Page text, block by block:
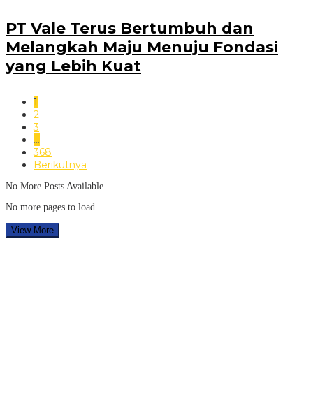
PT Vale Terus Bertumbuh dan
Melangkah Maju Menuju Fondasi
yang Lebih Kuat
1
2
3
…
368
Berikutnya
No More Posts Available.
No more pages to load.
View More